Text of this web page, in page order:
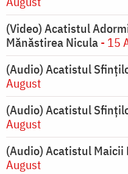
(Video) Acatistul
Mănăstirea Nicula- 15
(Audio) Acatistul
August
(Audio) Acatistul
August
(Audio) Acatistul
August